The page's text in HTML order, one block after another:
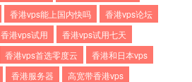
香港vps能上国内快吗
香港vps论坛
香港vps试用
香港vps试用七天
香港vps首选零度云
香港和日本vps
香港服务器
高宽带香港vps